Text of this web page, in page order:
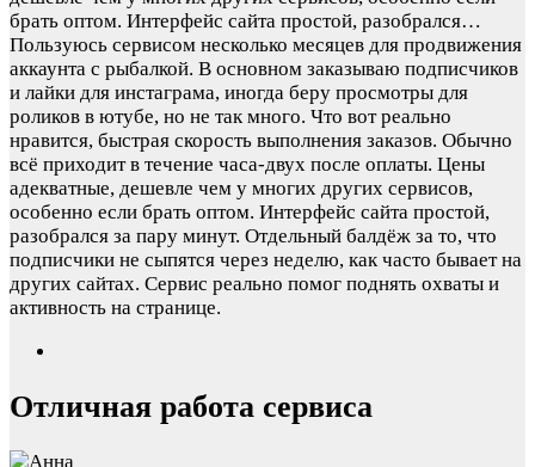
брать оптом. Интерфейс сайта простой, разобрался…
Пользуюсь сервисом несколько месяцев для продвижения
аккаунта с рыбалкой. В основном заказываю подписчиков
и лайки для инстаграма, иногда беру просмотры для
роликов в ютубе, но не так много. Что вот реально
нравится, быстрая скорость выполнения заказов. Обычно
всё приходит в течение часа-двух после оплаты. Цены
адекватные, дешевле чем у многих других сервисов,
особенно если брать оптом. Интерфейс сайта простой,
разобрался за пару минут. Отдельный балдёж за то, что
подписчики не сыпятся через неделю, как часто бывает на
других сайтах. Сервис реально помог поднять охваты и
активность на странице.
Отличная работа сервиса